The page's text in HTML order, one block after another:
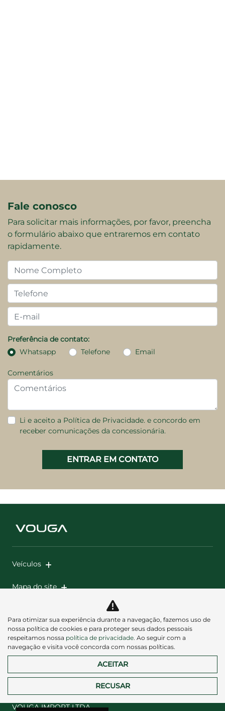
Fale conosco
Para solicitar mais informações, por favor, preencha
o formulário abaixo que entraremos em contato
rapidamente.
Preferência de contato:
Whatsapp
Telefone Email
Comentários
Li e aceito a Política de Privacidade. e concordo em
receber comunicações da concessionária.
ENTRAR EM CONTATO
Veículos
Mapa do site
Desacelere. Seu bem maior é a vida.
VOUGA IMPORT LTDA
Para otimizar sua experiência durante a navegação, fazemos uso de
nossa política de cookies e para proteger seus dados pessoais
respeitamos nossa política de privacidade. Ao seguir com a
navegação e visita você concorda com nossas políticas.
ACEITAR
RECUSAR